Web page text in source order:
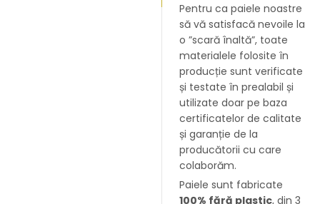
Pentru ca paiele noastre
să vă satisfacă nevoile la
o ”scară înaltă”, toate
materialele folosite în
producție sunt verificate
și testate în prealabil și
utilizate doar pe baza
certificatelor de calitate
și garanție de la
producătorii cu care
colaborăm.
Paiele sunt fabricate
100% fără plastic, din 3